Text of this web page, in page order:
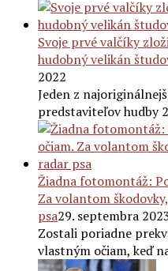
Svoje prvé valčíky
hudobný velikán
2022
Jeden z
predstaviteľov hudby
Žiadna fotomontáž:
Za volantom
psa29. septembra
Zostali poriadne
vlastným očiam, keď